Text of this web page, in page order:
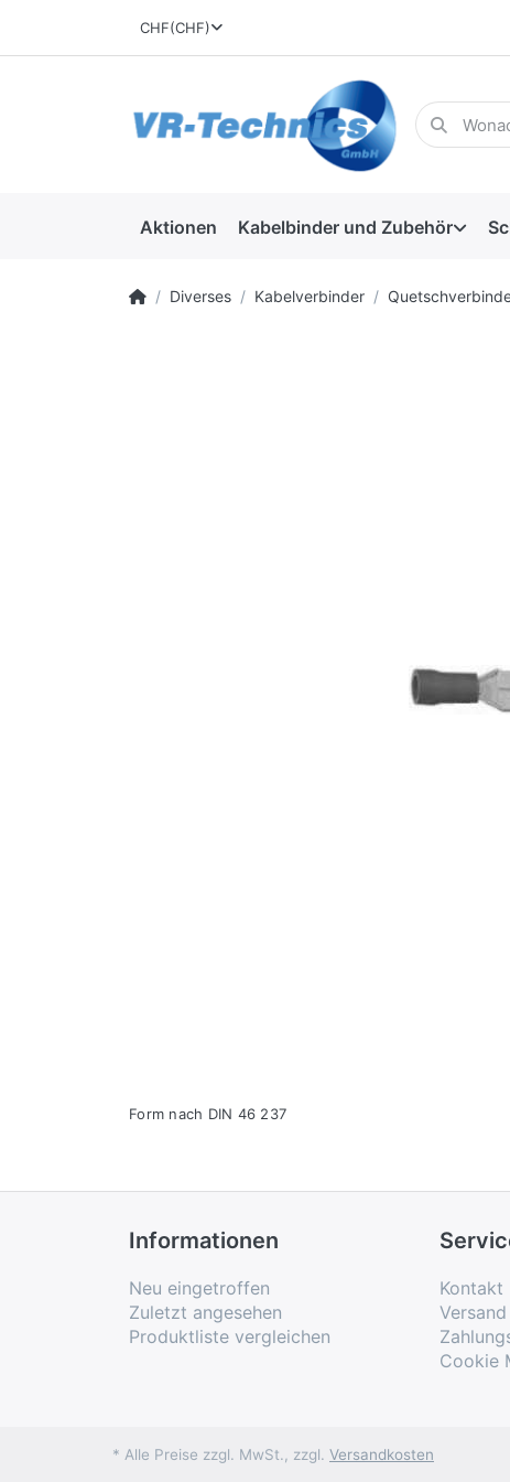
CHF(CHF)
Aktionen Kabelbinder und Zubehör
Diverses Kabelverbinder
Form nach DIN 46 237
Informationen
Neu eingetroffen
Zuletzt angesehen
Produktliste vergleichen
Kontakt
Cookie
* Alle Preise zzgl. MwSt., zzgl. Versandkosten